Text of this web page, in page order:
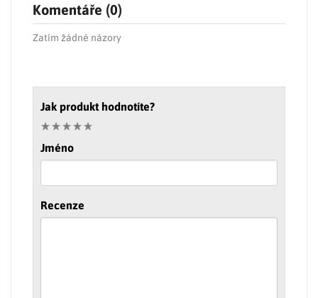
Komentáře (0)
Zatím žádné názory
Jak produkt hodnotíte?
Jméno
Recenze